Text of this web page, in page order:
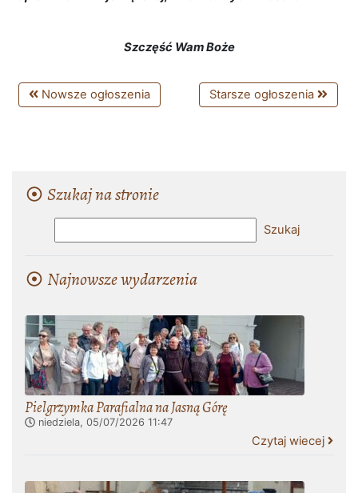
Szczęść Wam Boże
Nowsze ogłoszenia Starsze ogłoszenia
Szukaj na stronie
Najnowsze wydarzenia
Pielgrzymka Parafialna na Jasną Górę
niedziela, 05/07/2026 11:47
Czytaj wiecej